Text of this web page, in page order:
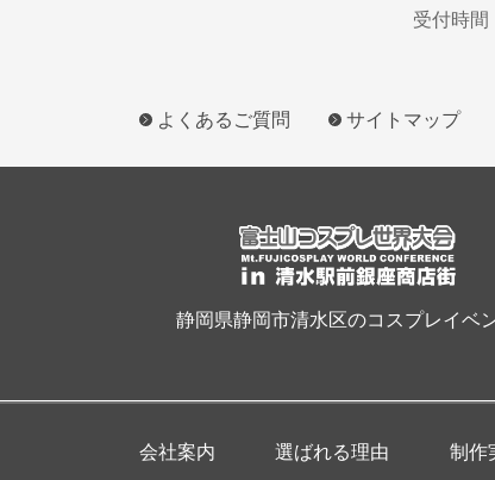
受付時
よくあるご質問 サイトマップ
静岡県静岡市清水区のコスプレイベ
会社案内 選ばれる理由 制作